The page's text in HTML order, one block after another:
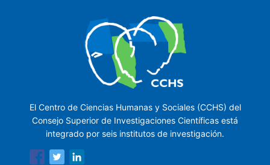
El Centro de Ciencias Humanas y Sociales (CCHS) del
Consejo Superior de Investigaciones Científicas está
integrado por seis institutos de investigación.